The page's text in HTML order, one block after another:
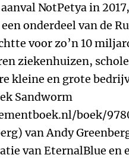
NotPetya in
onderdeel van de
voor zo’n 10
ziekenhuizen,
kleine en grote
Sandworm
boek/
van Andy
van EternalBlue en